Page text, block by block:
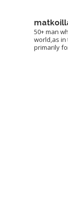
50+ man
world,as
primarily